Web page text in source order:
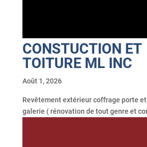
CONSTUCTION ET
TOITURE ML INC
Août 1, 2026
Revêtement extérieur coffrage porte
galerie ( rénovation de tout genre et